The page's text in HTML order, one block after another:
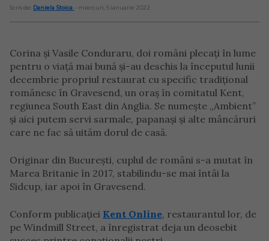
Scris de: Daniela Stoica - miercuri, 5 ianuarie 2022
Corina și Vasile Conduraru, doi români plecați în lume
pentru o viață mai bună și-au deschis la începutul lunii
decembrie propriul restaurat cu specific tradițional
românesc în Gravesend, un oraș în comitatul Kent,
regiunea South East din Anglia. Se numește „Ambient”
și aici putem servi sarmale, papanași și alte mâncăruri
care ne fac să uităm dorul de casă.
Originar din București, cuplul de români s-a mutat în
Marea Britanie în 2017, stabilindu-se mai întâi la
Sidcup, iar apoi în Gravesend.
Conform publicației Kent Online, restaurantul lor, de
pe Windmill Street, a înregistrat deja un deosebit